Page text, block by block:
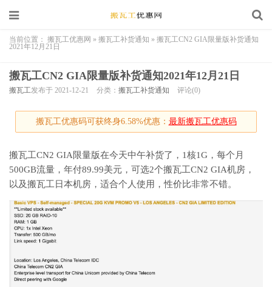
当前位置： 搬瓦工优惠网 » 搬瓦工补货通知 » 搬瓦工CN2 GIA限量版补货通知
2021年12月21日
搬瓦工CN2 GIA限量版补货通知2021年12月21日
搬瓦工发布于 2021-12-21 分类： 搬瓦工补货通知 评论(0)
搬瓦工优惠码可获终身6.58%优惠： 最新搬瓦工优惠码
搬瓦工CN2 GIA限量版在今天中午补货了，1核1G，每个月
500GB流量，年付89.99美元，可选2个搬瓦工CN2 GIA机房，
以及搬瓦工日本机房，适合个人使用，性价比非常不错。